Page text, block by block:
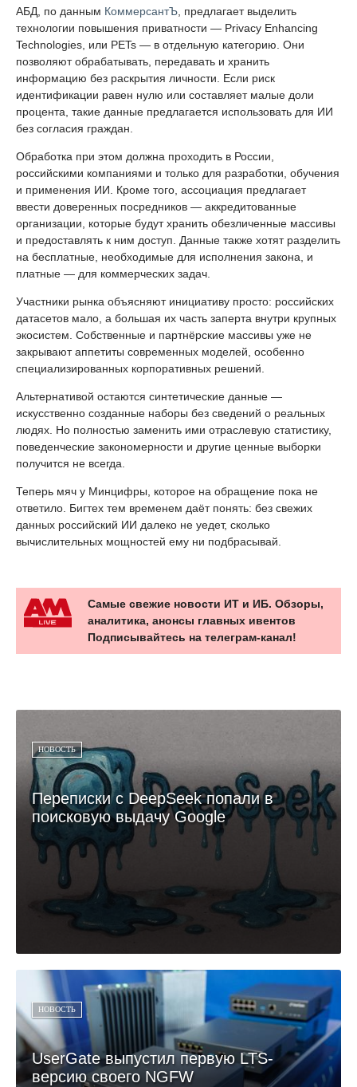
АБД, по данным КоммерсантЪ, предлагает выделить
технологии повышения приватности — Privacy Enhancing
Technologies, или PETs — в отдельную категорию. Они
позволяют обрабатывать, передавать и хранить
информацию без раскрытия личности. Если риск
идентификации равен нулю или составляет малые доли
процента, такие данные предлагается использовать для ИИ
без согласия граждан.
Обработка при этом должна проходить в России,
российскими компаниями и только для разработки, обучения
и применения ИИ. Кроме того, ассоциация предлагает
ввести доверенных посредников — аккредитованные
организации, которые будут хранить обезличенные массивы
и предоставлять к ним доступ. Данные также хотят разделить
на бесплатные, необходимые для исполнения закона, и
платные — для коммерческих задач.
Участники рынка объясняют инициативу просто: российских
датасетов мало, а большая их часть заперта внутри крупных
экосистем. Собственные и партнёрские массивы уже не
закрывают аппетиты современных моделей, особенно
специализированных корпоративных решений.
Альтернативой остаются синтетические данные —
искусственно созданные наборы без сведений о реальных
людях. Но полностью заменить ими отраслевую статистику,
поведенческие закономерности и другие ценные выборки
получится не всегда.
Теперь мяч у Минцифры, которое на обращение пока не
ответило. Бигтех тем временем даёт понять: без свежих
данных российский ИИ далеко не уедет, сколько
вычислительных мощностей ему ни подбрасывай.
Самые свежие новости ИТ и ИБ. Обзоры,
аналитика, анонсы главных ивентов
Подписывайтесь на телеграм-канал!
НОВОСТЬ
Переписки с DeepSeek попали в
поисковую выдачу Google
НОВОСТЬ
UserGate выпустил первую LTS-
версию своего NGFW